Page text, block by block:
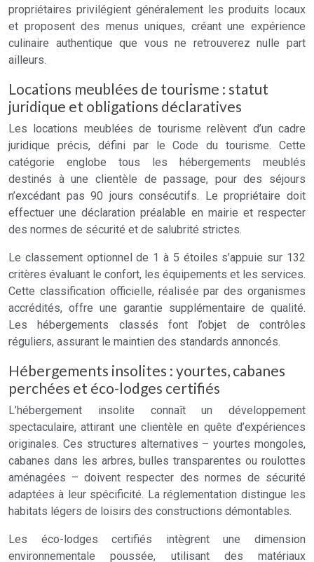
propriétaires privilégient généralement les produits locaux
et proposent des menus uniques, créant une expérience
culinaire authentique que vous ne retrouverez nulle part
ailleurs.
Locations meublées de tourisme : statut
juridique et obligations déclaratives
Les locations meublées de tourisme relèvent d’un cadre
juridique précis, défini par le Code du tourisme. Cette
catégorie englobe tous les hébergements meublés
destinés à une clientèle de passage, pour des séjours
n’excédant pas 90 jours consécutifs. Le propriétaire doit
effectuer une déclaration préalable en mairie et respecter
des normes de sécurité et de salubrité strictes.
Le classement optionnel de 1 à 5 étoiles s’appuie sur 132
critères évaluant le confort, les équipements et les services.
Cette classification officielle, réalisée par des organismes
accrédités, offre une garantie supplémentaire de qualité.
Les hébergements classés font l’objet de contrôles
réguliers, assurant le maintien des standards annoncés.
Hébergements insolites : yourtes, cabanes
perchées et éco-lodges certifiés
L’hébergement insolite connaît un développement
spectaculaire, attirant une clientèle en quête d’expériences
originales. Ces structures alternatives – yourtes mongoles,
cabanes dans les arbres, bulles transparentes ou roulottes
aménagées – doivent respecter des normes de sécurité
adaptées à leur spécificité. La réglementation distingue les
habitats légers de loisirs des constructions démontables.
Les éco-lodges certifiés intègrent une dimension
environnementale poussée, utilisant des matériaux